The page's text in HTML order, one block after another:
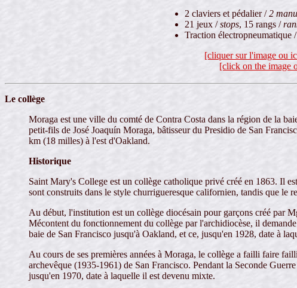
2 claviers et pédalier /2
21 jeux /stops, 15 rangs /
Traction électropneumatique /
[cliquer sur l'image ou
[click on the image
Le collège
Moraga est une ville du comté de Contra Costa dans la région de la
petit-fils de José Joaquín Moraga, bâtisseur du Presidio de San
km (18 milles) à l'est d'Oakland.
Historique
Saint Mary's College est un collège catholique privé créé en 1863. Il
sont construits dans le style churrigueresque californien, tandis que le
Au début, l'institution est un collège diocésain pour garçons créé par
Mécontent du fonctionnement du collège par l'archidiocèse, il
baie de San Francisco jusqu'à Oakland, et ce, jusqu'en 1928, date à
Au cours de ses premières années à Moraga, le collège a failli faire
archevêque (1935-1961) de San Francisco. Pendant la Seconde
jusqu'en 1970, date à laquelle il est devenu mixte.